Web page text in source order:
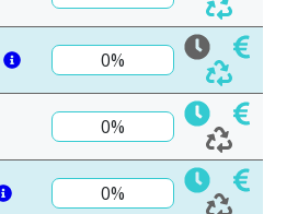
0%
0%
0%